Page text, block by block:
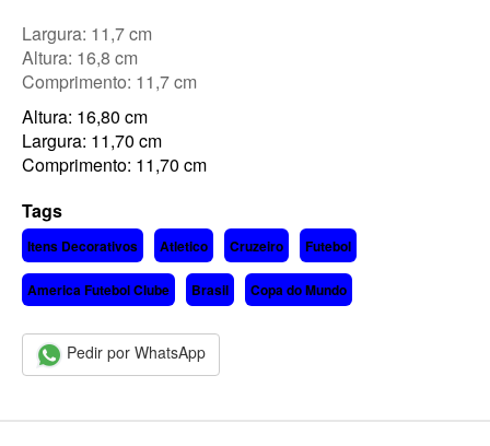
Largura: 11,7 cm
Altura: 16,8 cm
Comprimento: 11,7 cm
Altura: 16,80 cm
Largura: 11,70 cm
Comprimento: 11,70 cm
Tags
Itens Decorativos Atletico Cruzeiro Futebol
America Futebol Clube Brasil Copa do Mundo
Pedir por WhatsApp